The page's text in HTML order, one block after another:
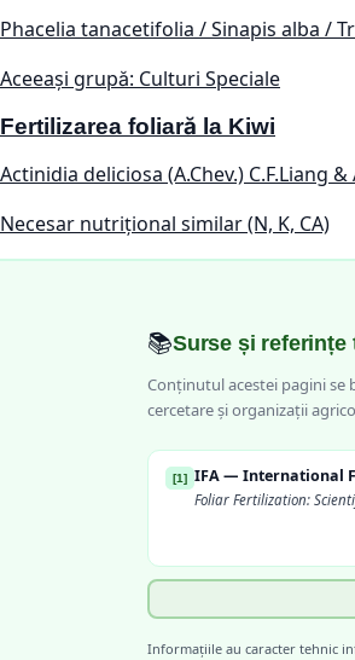
Phacelia tanacetifolia / Sinapis alba /
Aceeași grupă: Culturi Speciale
Fertilizarea foliară la Kiwi
Actinidia deliciosa (A.Chev.) C.F.Liang &
Necesar nutrițional similar (N, K, CA)
📚Surse și referințe
Conținutul acestei pagini se
cercetare și organizații
[1] IFA — International
Foliar Fertilization:
Nutrient Management
Informațiile au caracter tehnic